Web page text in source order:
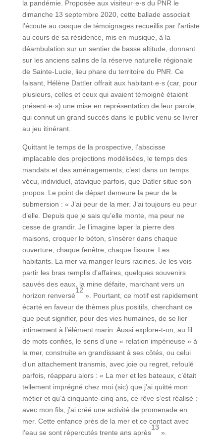
la pandémie. Proposée aux visiteur·e·s du PNR le
dimanche 13 septembre 2020, cette ballade associait
l’écoute au casque de témoignages recueillis par l’artiste
au cours de sa résidence, mis en musique, à la
déambulation sur un sentier de basse altitude, donnant
sur les anciens salins de la réserve naturelle régionale
de Sainte-Lucie, lieu phare du territoire du PNR. Ce
faisant, Hélène Dattler offrait aux habitant·e·s (car, pour
plusieurs, celles et ceux qui avaient témoigné étaient
présent·e·s) une mise en représentation de leur parole,
qui connut un grand succès dans le public venu se livrer
au jeu itinérant.
Quittant le temps de la prospective, l’abscisse
implacable des projections modélisées, le temps des
mandats et des aménagements, c’est dans un temps
vécu, individuel, atavique parfois, que Datler situe son
propos. Le point de départ demeure la peur de la
submersion : « J’ai peur de la mer. J’ai toujours eu peur
d’elle. Depuis que je sais qu’elle monte, ma peur ne
cesse de grandir. Je l’imagine laper la pierre des
maisons, croquer le béton, s’insérer dans chaque
ouverture, chaque fenêtre, chaque fissure. Les
habitants. La mer va manger leurs racines. Je les vois
partir les bras remplis d’affaires, quelques souvenirs
sauvés des eaux, la mine défaite, marchant vers un
horizon renversé
12
». Pourtant, ce motif est rapidement
écarté en faveur de thèmes plus positifs, cherchant ce
que peut signifier, pour des vies humaines, de se lier
intimement à l’élément marin. Aussi explore-t-on, au fil
de mots confiés, le sens d’une « relation impérieuse » à
la mer, construite en grandissant à ses côtés, ou celui
d’un attachement transmis, avec joie ou regret, refoulé
parfois, réapparu alors : « La mer et les bateaux, c’était
tellement imprégné chez moi (sic) que j’ai quitté mon
métier et qu’à cinquante-cinq ans, ce rêve s’est réalisé :
avec mon fils, j’ai créé une activité de promenade en
mer. Cette enfance près de la mer et ce contact avec
l’eau se sont répercutés trente ans après
13
».